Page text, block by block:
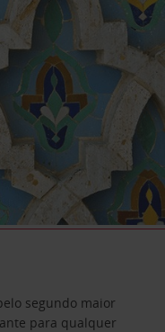
segundo maior
para qualquer